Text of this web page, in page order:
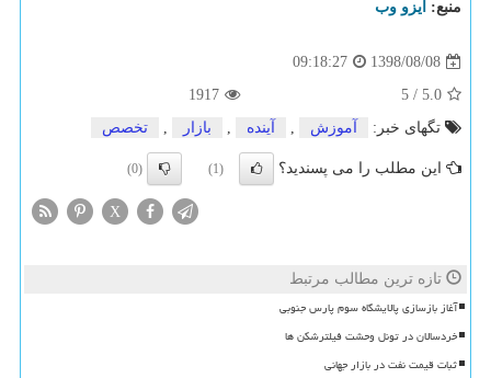
منبع: ایزو وب
1398/08/08
09:18:27
5.0
/
5
1917
تگهای خبر:
آموزش , آینده , بازار , تخصص
این مطلب را می پسندید؟ (1)
(0)
X
تازه ترین مطالب مرتبط
آغاز بازسازی پالایشگاه سوم پارس جنوبی
خردسالان در تونل وحشت فیلترشکن ها
ثبات قیمت نفت در بازار جهانی